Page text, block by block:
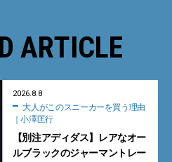
ARTICLE
2026.8.8
｜小澤匡行
【別注アディダス】レアなオー
ルブラックのジャーマントレー